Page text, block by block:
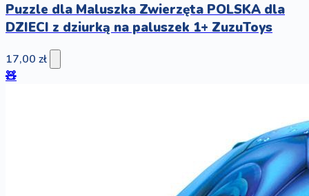
Puzzle dla Maluszka Zwierzęta POLSKA dla
DZIECI z dziurką na paluszek 1+ ZuzuToys
17,00 zł
🧸